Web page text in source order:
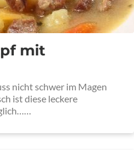
mit
nicht schwer im Magen
ist diese leckere